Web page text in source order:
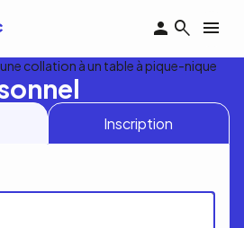
Inscription